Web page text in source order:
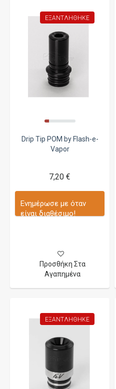
ΕΞΑΝΤΛΉΘΗΚΕ
Drip Tip POM by Flash-e-
Vapor
7,20 €
Ενημέρωσε με όταν
είναι διαθέσιμο!
Προσθήκη Στα
Αγαπημένα
ΕΞΑΝΤΛΉΘΗΚΕ